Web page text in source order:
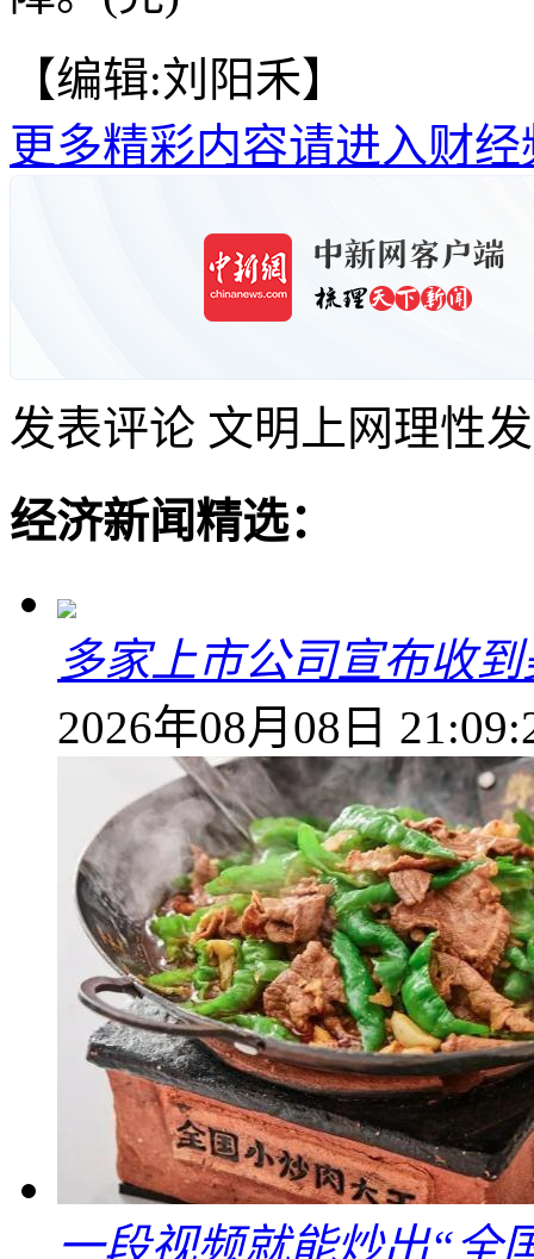
【编辑:刘阳禾】
更多精彩内容请进入财经
发表评论 文明上网理性
经济新闻精选：
多家上市公司宣布收
2026年08月08日
一段视频就能炒出“全